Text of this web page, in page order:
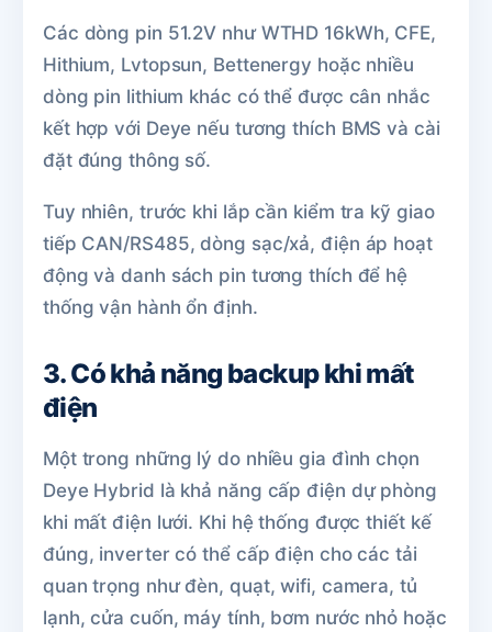
Các dòng pin 51.2V như WTHD 16kWh, CFE,
Hithium, Lvtopsun, Bettenergy hoặc nhiều
dòng pin lithium khác có thể được cân nhắc
kết hợp với Deye nếu tương thích BMS và cài
đặt đúng thông số.
Tuy nhiên, trước khi lắp cần kiểm tra kỹ giao
tiếp CAN/RS485, dòng sạc/xả, điện áp hoạt
động và danh sách pin tương thích để hệ
thống vận hành ổn định.
3. Có khả năng backup khi mất
điện
Một trong những lý do nhiều gia đình chọn
Deye Hybrid là khả năng cấp điện dự phòng
khi mất điện lưới. Khi hệ thống được thiết kế
đúng, inverter có thể cấp điện cho các tải
quan trọng như đèn, quạt, wifi, camera, tủ
lạnh, cửa cuốn, máy tính, bơm nước nhỏ hoặc